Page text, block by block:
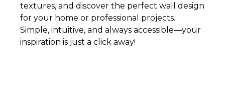
textures, and discover the perfect wall design
for your home or professional projects.
Simple, intuitive, and always accessible—your
inspiration is just a click away!